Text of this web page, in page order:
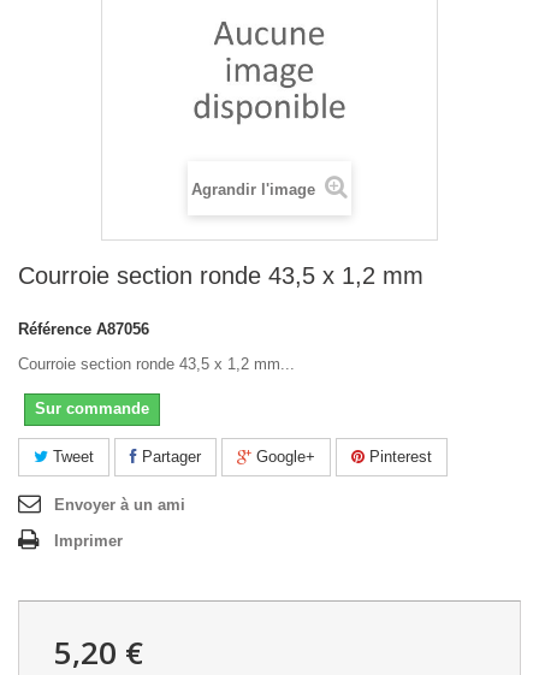
Agrandir l'image
Courroie section ronde 43,5 x 1,2 mm
Référence A87056
Courroie section ronde 43,5 x 1,2 mm...
Sur commande
Tweet Partager Google+ Pinterest
Envoyer à un ami
Imprimer
5,20 €